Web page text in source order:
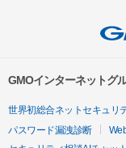
GMOインターネットグ
世界初総合ネットセキュリ
パスワード漏洩診断